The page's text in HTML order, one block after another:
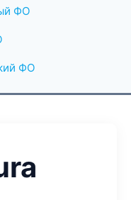
ФО
ФО